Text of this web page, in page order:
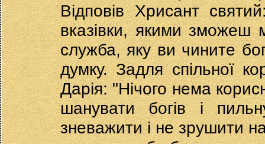
Відповів Хрисант
вказівки, якими зможеш
служба, яку ви чините
думку. Задля спільної
Дарія: "Нічого нема
шанувати богів і
зневажити і не зрушити